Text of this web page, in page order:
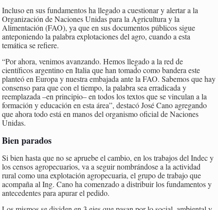
Incluso en sus fundamentos ha llegado a cuestionar y alertar a la
Organización de Naciones Unidas para la Agricultura y la
Alimentación (FAO), ya que en sus documentos públicos sigue
anteponiendo la palabra explotaciones del agro, cuando a esta
temática se refiere.
“Por ahora, venimos avanzando. Hemos llegado a la red de
científicos argentino en Italia que han tomado como bandera este
planteó en Europa y nuestra embajada ante la FAO. Sabemos que hay
consenso para que con el tiempo, la palabra sea erradicada y
reemplazada –en principio– en todos los textos que se vinculan a la
formación y educación en esta área”, destacó José Cano agregando
que ahora todo está en manos del organismo oficial de Naciones
Unidas.
Bien parados
Si bien hasta que no se apruebe el cambio, en los trabajos del Indec y
los censos agropecuarios, va a seguir nombrándose a la actividad
rural como una explotación agropecuaria, el grupo de trabajo que
acompaña al Ing. Cano ha comenzado a distribuir los fundamentos y
antecedentes para apurar el pedido.